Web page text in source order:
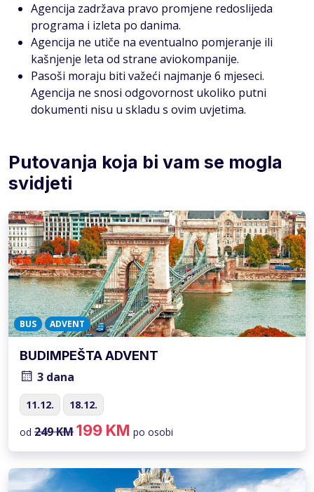
Agencija zadržava pravo promjene redoslijeda
programa i izleta po danima.
Agencija ne utiče na eventualno pomjeranje ili
kašnjenje leta od strane aviokompanije.
Pasoši moraju biti važeći najmanje 6 mjeseci.
Agencija ne snosi odgovornost ukoliko putni
dokumenti nisu u skladu s ovim uvjetima.
Putovanja koja bi vam se mogla
svidjeti
BUS ADVENT
BUDIMPEŠTA ADVENT
3 dana
11.12. 18.12.
od 249 KM199 KM po osobi